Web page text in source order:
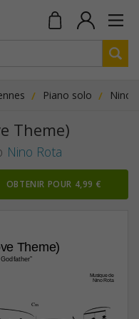
Piano solo Nino
Theme)
Nino Rota
OBTENIR POUR 4,99 €
Theme)
Musique de
Nino Rota
C‹
